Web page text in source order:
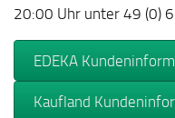
20:00 Uhr unter 49 (0)
EDEKA
Kaufland